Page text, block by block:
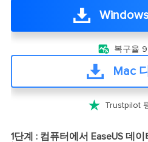
 복구율
Mac
 Trustpilot
1단계 : 컴퓨터에서 EaseUS 데